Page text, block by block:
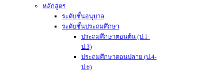
หลักสูตร
ระดับชั้นอนุบาล
ระดับชั้นประถมศึกษา
ประถมศึกษาตอนต้น (ป.1-
ป.3)
ประถมศึกษาตอนปลาย (ป.4-
ป.6)